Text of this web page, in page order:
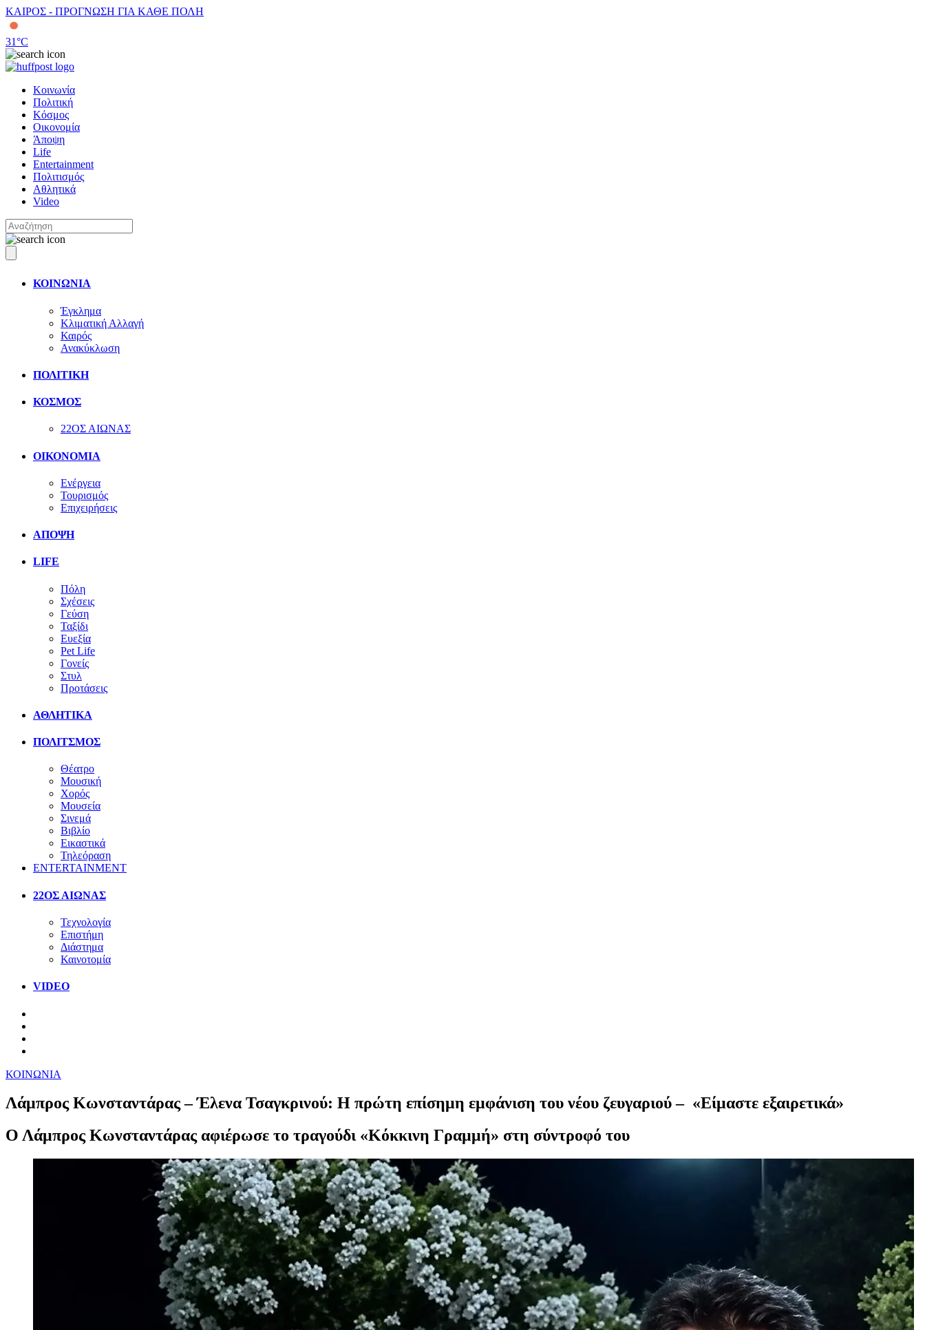
ΚΑΙΡΟΣ - ΠΡΟΓΝΩΣΗ ΓΙΑ ΚΑΘΕ ΠΟΛΗ
31°C
Κοινωνία
Πολιτική
Κόσμος
Οικονομία
Άποψη
Life
Entertainment
Πολιτισμός
Αθλητικά
Video
ΚΟΙΝΩΝΙΑ
Έγκλημα
Κλιματική Αλλαγή
Καιρός
Ανακύκλωση
ΠΟΛΙΤΙΚΗ
ΚΟΣΜΟΣ
22ΟΣ ΑΙΩΝΑΣ
ΟΙΚΟΝΟΜΙΑ
Ενέργεια
Τουρισμός
Επιχειρήσεις
ΑΠΟΨΗ
LIFE
Πόλη
Σχέσεις
Γεύση
Ταξίδι
Ευεξία
Pet Life
Γονείς
Στυλ
Προτάσεις
ΑΘΛΗΤΙΚΑ
ΠΟΛΙΤΣΜΟΣ
Θέατρο
Μουσική
Χορός
Μουσεία
Σινεμά
Βιβλίο
Εικαστικά
Τηλεόραση
ENTERTAINMENT
22ΟΣ ΑΙΩΝΑΣ
Τεχνολογία
Επιστήμη
Διάστημα
Καινοτομία
VIDEO
ΚΟΙΝΩΝΙΑ
Λάμπρος Κωνσταντάρας – Έλενα Τσαγκρινού: Η πρώτη επίσημη εμφάνιση του νέου ζευγαριού – «Είμαστε εξαιρετικά»
Ο Λάμπρος Κωνσταντάρας αφιέρωσε το τραγούδι «Κόκκινη Γραμμή» στη σύντροφό του